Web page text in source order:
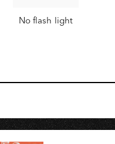
No flash light